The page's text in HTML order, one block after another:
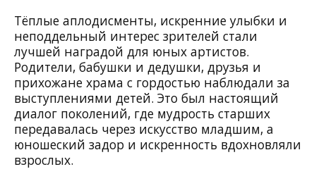
Тёплые аплодисменты, искренние улыбки и
неподдельный интерес зрителей стали
лучшей наградой для юных артистов.
Родители, бабушки и дедушки, друзья и
прихожане храма с гордостью наблюдали за
выступлениями детей. Это был настоящий
диалог поколений, где мудрость старших
передавалась через искусство младшим, а
юношеский задор и искренность вдохновляли
взрослых.